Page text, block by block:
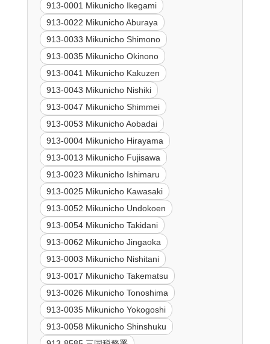
913-0001 Mikunicho Ikegami
913-0022 Mikunicho Aburaya
913-0033 Mikunicho Shimono
913-0035 Mikunicho Okinono
913-0041 Mikunicho Kakuzen
913-0043 Mikunicho Nishiki
913-0047 Mikunicho Shimmei
913-0053 Mikunicho Aobadai
913-0004 Mikunicho Hirayama
913-0013 Mikunicho Fujisawa
913-0023 Mikunicho Ishimaru
913-0025 Mikunicho Kawasaki
913-0052 Mikunicho Undokoen
913-0054 Mikunicho Takidani
913-0062 Mikunicho Jingaoka
913-0003 Mikunicho Nishitani
913-0017 Mikunicho Takematsu
913-0026 Mikunicho Tonoshima
913-0035 Mikunicho Yokogoshi
913-0058 Mikunicho Shinshuku